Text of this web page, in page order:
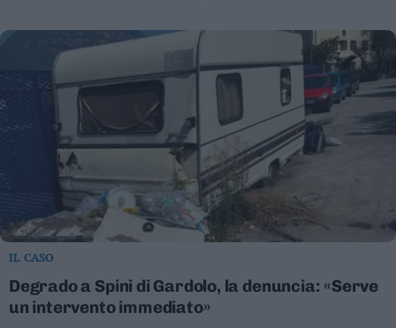
IL CASO
Degrado a Spini di Gardolo, la denuncia: «Serve
un intervento immediato»